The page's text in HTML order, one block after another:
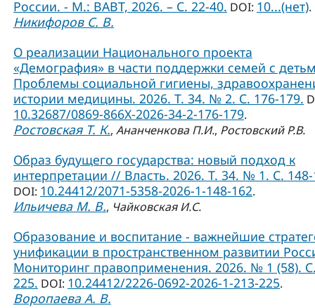
России. - М.: ВАВТ, 2026. – С. 22-40. DOI: 10...(нет).
Никифоров С. В.
О реализации Национального проекта
«Демография» в части поддержки семей с
Проблемы социальной гигиены,
истории медицины. 2026. Т. 34. № 2. С. 176-179.
10.32687/0869-866X-2026-34-2-176-179.
Ростовская Т. К., Ананченкова П.И., Ростовский Р.В.
Образ будущего государства: новый подход к
интерпретации // Власть. 2026. Т. 34. № 1. С.
DOI: 10.24412/2071-5358-2026-1-148-162.
Ильичева М. В., Чайковская И.С.
Образование и воспитание - важнейшие
унификации в пространственном развитии
Мониторинг правоприменения. 2026. № 1 (58).
225. DOI: 10.24412/2226-0692-2026-1-213-225.
Воропаева А. В.